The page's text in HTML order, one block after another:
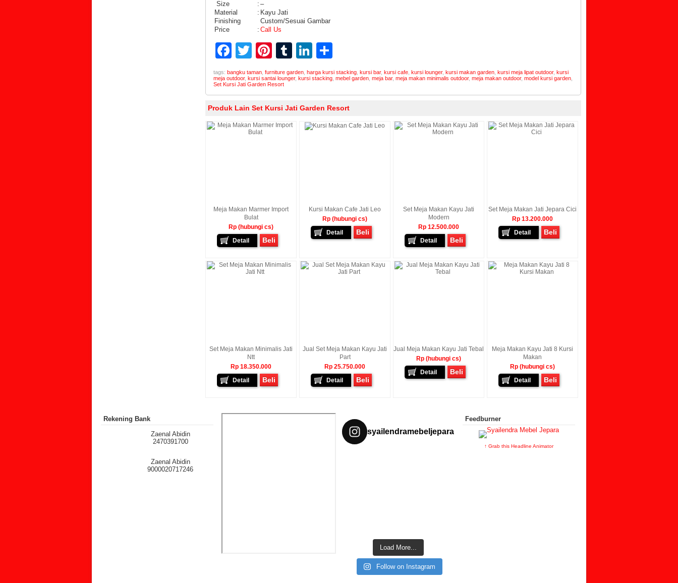
Size
: –
Material
: Kayu Jati
Finishing
Custom/Sesuai Gambar
Price
: Call Us
Facebook
TwitterPinterest
TumblrLinkedIn
tags: bangku taman furniture garden harga kursi stacking kursi bar, kursi cafe kursi lounger, kursi makan garden kursi meja lipat outdoor, kursi
meja outdoor, kursi santai lounger, kursi stacking mebel garden meja bar, meja makan minimalis outdoor, meja makan outdoor, model kursi garden
Set Kursi Jati Garden Resort
Produk Lain Set Kursi Jati Garden Resort
Meja Makan Marmer Import
Bulat
Rp (hubungi cs)
Detail
Beli
Kursi Makan Cafe Jati Leo
Rp (hubungi cs)
Detail
Beli
Set Meja Makan Kayu Jati
Modern
Rp 12.500.000
Detail
Beli
Set Meja Makan Jati Jepara Cici
Rp 13.200.000
Detail
Beli
Set Meja Makan Minimalis Jati
Ntt
Rp 18.350.000
Detail
Beli
Jual Set Meja Makan Kayu Jati
Part
Rp 25.750.000
Detail
Beli
Jual Meja Makan Kayu Jati Tebal
Rp (hubungi cs)
Detail
Beli
Meja Makan Kayu Jati 8 Kursi
Makan
Rp (hubungi cs)
Detail
Beli
Rekening Bank
Zaenal Abidin
2470391700
Zaenal Abidin
9000020717246
syailendramebeljepara
Load More...
Follow on Instagram
Feedburner
↑ Grab this Headline Animator